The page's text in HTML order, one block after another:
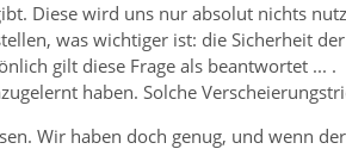
Diese wird uns nur absolut nichts
was wichtiger ist: die Sicherheit
gilt diese Frage als beantwortet ... .
haben. Solche
Wir haben doch genug, und wenn